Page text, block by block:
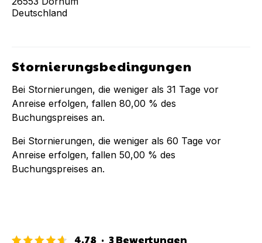
Deutschland
Stornierungsbedingungen
Bei Stornierungen, die weniger als 31 Tage vor
Anreise erfolgen, fallen 80,00 % des
Buchungspreises an.
Bei Stornierungen, die weniger als 60 Tage vor
Anreise erfolgen, fallen 50,00 % des
Buchungspreises an.
4,78 · 3Bewertungen